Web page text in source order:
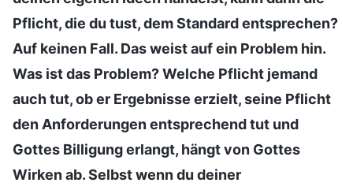
Pflicht, die du tust, dem Standard entsprechen?
Auf keinen Fall. Das weist auf ein Problem hin.
Was ist das Problem? Welche Pflicht jemand
auch tut, ob er Ergebnisse erzielt, seine Pflicht
den Anforderungen entsprechend tut und
Gottes Billigung erlangt, hängt von Gottes
Wirken ab. Selbst wenn du deiner